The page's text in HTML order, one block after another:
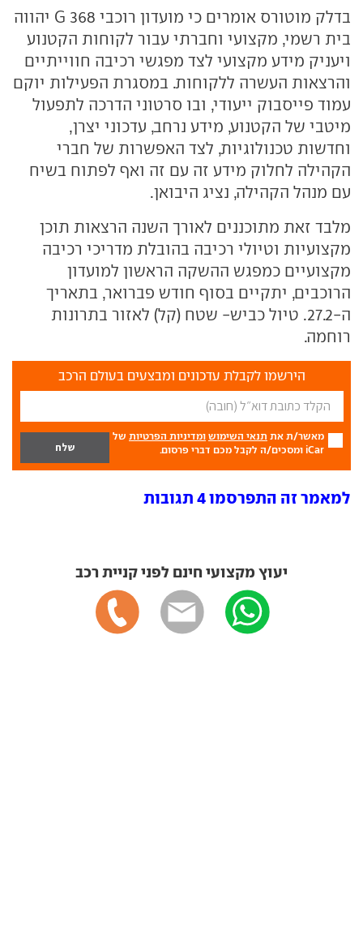
בדלק מוטורס אומרים כי מועדון רוכבי 368 G יהווה
בית רשמי, מקצועי וחברתי עבור לקוחות הקטנוע
ויעניק מידע מקצועי לצד מפגשי רכיבה חווייתיים
והרצאות העשרה ללקוחות. במסגרת הפעילות יוקם
עמוד פייסבוק ייעודי, ובו סרטוני הדרכה לתפעול
מיטבי של הקטנוע, מידע נרחב, עדכוני יצרן,
וחדשות טכנולוגיות, לצד האפשרות של חברי
הקהילה לחלוק מידע זה עם זה ואף לפתוח בשיח
עם מנהל הקהילה, נציג היבואן.
מלבד זאת מתוכננים לאורך השנה הרצאות תוכן
מקצועיות וטיולי רכיבה בהובלת מדריכי רכיבה
מקצועיים כמפגש ההשקה הראשון למועדון
הרוכבים, יתקיים בסוף חודש פברואר, בתאריך
ה-27.2. טיול כביש- שטח (קל) לאזור בתרונות
רוחמה.
הירשמו לקבלת עדכונים ומבצעים בעולם הרכב
מאשר/ת את תנאי השימוש ומדיניות הפרטיות של
iCar ומסכים/ה לקבל מכם דברי פרסום.
למאמר זה התפרסמו 4 תגובות
יעוץ מקצועי חינם לפני קניית רכב